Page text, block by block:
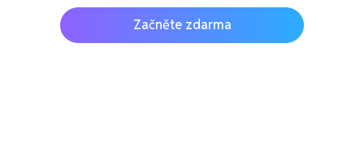
Začněte zdarma